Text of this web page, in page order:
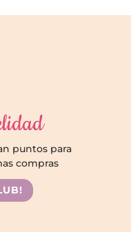
puntos para
compras